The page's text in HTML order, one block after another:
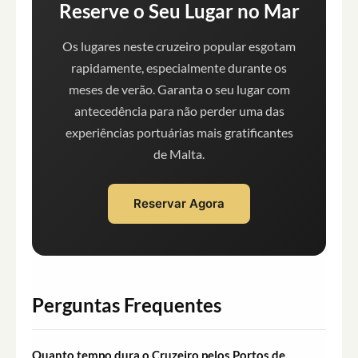
Reserve o Seu Lugar no Mar
Os lugares neste cruzeiro popular esgotam
rapidamente, especialmente durante os
meses de verão. Garanta o seu lugar com
antecedência para não perder uma das
experiências portuárias mais gratificantes
de Malta.
Reservar Agora
Perguntas Frequentes
Quanto tempo dura o Cruzeiro pelos Portos de